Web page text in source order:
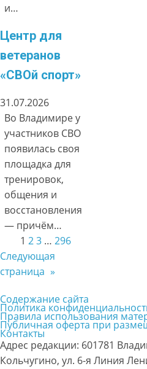
и…
Центр для
ветеранов
«СВОй спорт»
31.07.2026
Во Владимире у
участников СВО
появилась своя
площадка для
тренировок,
общения и
восстановления
— причём…
1 23 … 296
Следующая
страница »
Содержание сайта
Политика
Правила использования
Публичная оферта при
Контакты
Адрес редакции: 601781
Кольчугино, ул. 6-я Линия